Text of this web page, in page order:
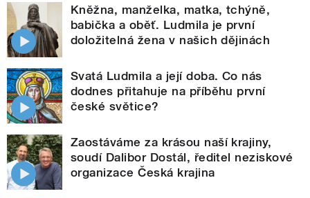
Kněžna, manželka, matka, tchýně,
babička a oběť. Ludmila je první
doložitelná žena v našich dějinách
Svatá Ludmila a její doba. Co nás
dodnes přitahuje na příběhu první
české světice?
Zaostáváme za krásou naší krajiny,
soudí Dalibor Dostál, ředitel neziskové
organizace Česká krajina